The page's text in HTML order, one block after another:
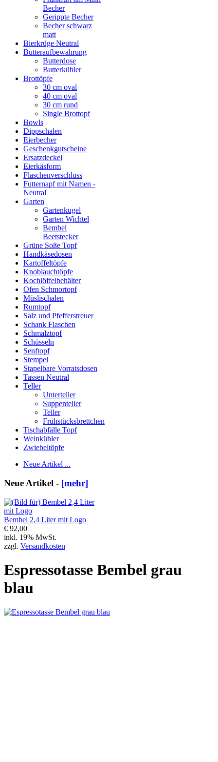
Becher
Gerippte Becher
Becher schwarz
matt
Bierkrüge Neutral
Butteraufbewahrung
Butterdose
Butterkühler
Brottöpfe
30 cm oval
40 cm oval
30 cm rund
Single Brottopf
Bowls
Dippschalen
Eierbecher
Geschenkgutscheine
Ersatzdeckel
Eierkäsform
Flaschenverschluss
Futternapf mit Namen -
Neutral
Garten
Gartenkugel
Garten Wichtel
Bembel
Beetstecker
Grüne Soße Topf
Handkäsedosen
Kartoffeltöpfe
Knoblauchtöpfe
Kochlöffelbehälter
Ofen Schmortopf
Müslischalen
Rumtopf
Salz und Pfefferstreuer
Schank Flaschen
Schmalztopf
Schüsseln
Senftopf
Stempel
Stapelbare Vorratsdosen
Tassen Neutral
Teller
Unterteller
Suppenteller
Teller
Frühstücksbrettchen
Tischabfälle Topf
Weinkühler
Zwiebeltöpfe
Neue Artikel ...
Neue Artikel - [mehr]
Bembel 2,4 Liter mit Logo
€ 92,00
inkl. 19% MwSt.
zzgl. Versandkosten
Espressotasse Bembel grau
blau